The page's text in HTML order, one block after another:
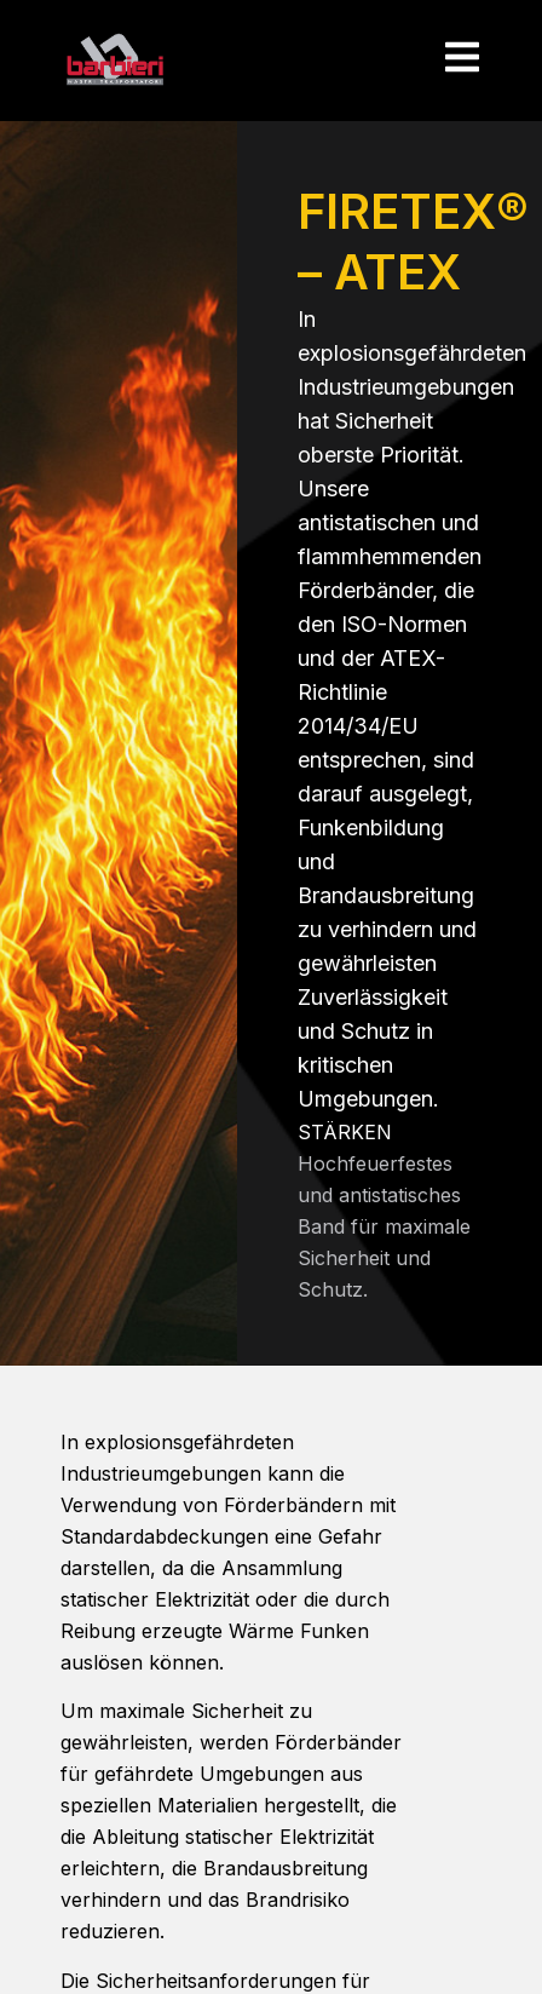
FIRETEX®
– ATEX
In
explosionsgefährdeten
Industrieumgebungen
hat Sicherheit
oberste Priorität.
Unsere
antistatischen und
flammhemmenden
Förderbänder, die
den ISO-Normen
und der ATEX-
Richtlinie
2014/34/EU
entsprechen, sind
darauf ausgelegt,
Funkenbildung
und
Brandausbreitung
zu verhindern und
gewährleisten
Zuverlässigkeit
und Schutz in
kritischen
Umgebungen.
STÄRKEN
Hochfeuerfestes
und antistatisches
Band für maximale
Sicherheit und
Schutz.
In explosionsgefährdeten
Industrieumgebungen kann die
Verwendung von Förderbändern mit
Standardabdeckungen eine Gefahr
darstellen, da die Ansammlung
statischer Elektrizität oder die durch
Reibung erzeugte Wärme Funken
auslösen können.
Um maximale Sicherheit zu
gewährleisten, werden Förderbänder
für gefährdete Umgebungen aus
speziellen Materialien hergestellt, die
die Ableitung statischer Elektrizität
erleichtern, die Brandausbreitung
verhindern und das Brandrisiko
reduzieren.
Die Sicherheitsanforderungen für